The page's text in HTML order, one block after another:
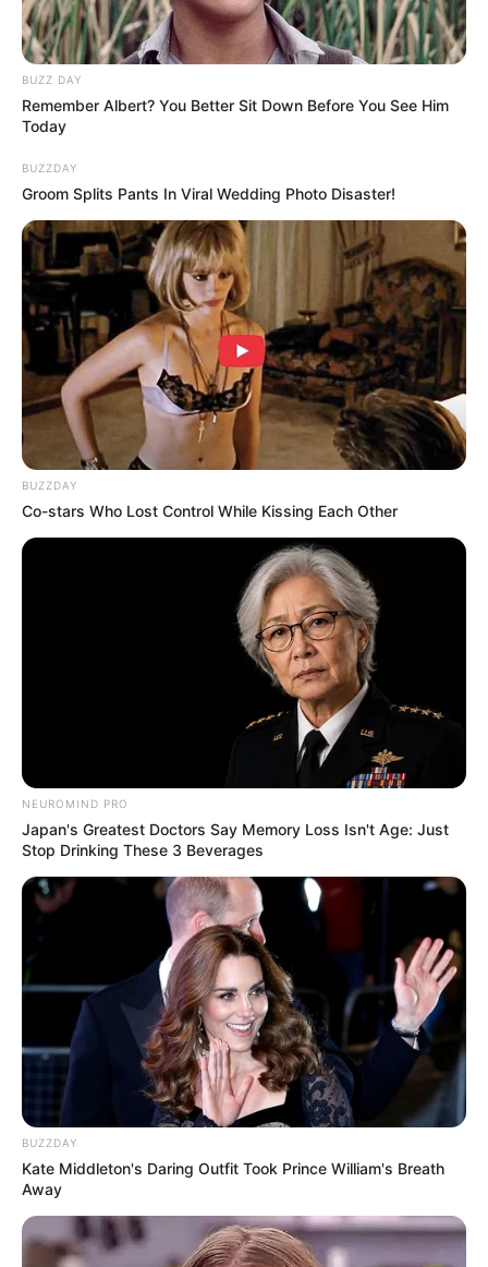
(foto: boredpanda)
6. Kemudian Totoro diberi lapisan batu bata ekstra
untuk membuatnya menjadi bulat dan gemuk.
(foto: boredpanda)
7. Pengerjaan detail dari bentuk tubuh Totoro
BUZZ DAY
Remember Albert? You Better Sit Down Before You See Him
Today
BUZZDAY
Groom Splits Pants In Viral Wedding Photo Disaster!
BUZZDAY
Co-stars Who Lost Control While Kissing Each Other
NEUROMIND PRO
Japan's Greatest Doctors Say Memory Loss Isn't Age: Just
Stop Drinking These 3 Beverages
BUZZDAY
Kate Middleton's Daring Outfit Took Prince William's Breath
Away